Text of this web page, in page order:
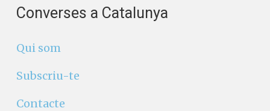
Converses a Catalunya
Qui som
Subscriu-te
Contacte